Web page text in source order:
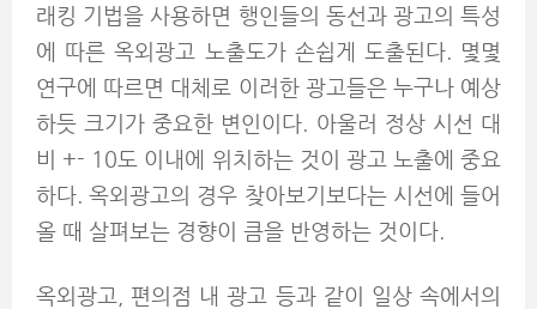
래킹 기법을 사용하면 행인들의 동선과 광고의 특성
에 따른 옥외광고 노출도가 손쉽게 도출된다. 몇몇
연구에 따르면 대체로 이러한 광고들은 누구나 예상
하듯 크기가 중요한 변인이다. 아울러 정상 시선 대
비 +- 10도 이내에 위치하는 것이 광고 노출에 중요
하다. 옥외광고의 경우 찾아보기보다는 시선에 들어
올 때 살펴보는 경향이 큼을 반영하는 것이다.
옥외광고, 편의점 내 광고 등과 같이 일상 속에서의